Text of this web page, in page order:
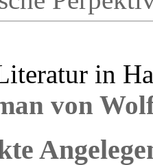
in
von